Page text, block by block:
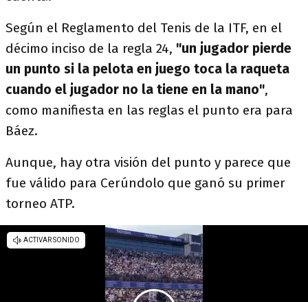
Según el Reglamento del Tenis de la ITF, en el
décimo inciso de la regla 24, "un jugador pierde
un punto si la pelota en juego toca la raqueta
cuando el jugador no la tiene en la mano",
como manifiesta en las reglas el punto era para
Báez.
Aunque, hay otra visión del punto y parece que
fue válido para Cerúndolo que ganó su primer
torneo ATP.